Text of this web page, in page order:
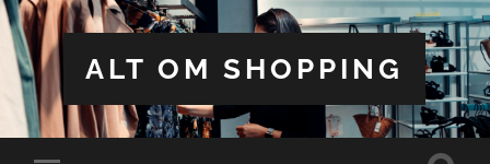
ALT OM SHOPPING